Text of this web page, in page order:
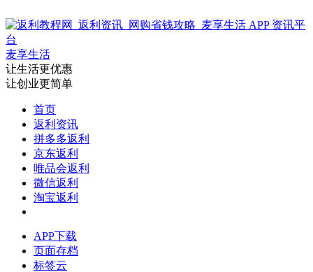
麦享生活
让生活更优惠
让创业更简单
首页
返利资讯
拼多多返利
京东返利
唯品会返利
微信返利
淘宝返利
APP下载
页面存档
标签云